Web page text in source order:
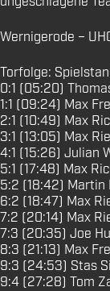
Wernigerode –
Torfolge:
0:1 (05:20)
1:1 (09:24) Max
2:1 (10:49) Max
3:1 (13:05) Max
4:1 (15:26) Julian
5:1 (17:48) Max
5:2 (18:42) Martin
6:2 (18:47) Max
7:2 (20:14) Max
7:3 (20:35) Joe
8:3 (21:13) Max
9:3 (24:53) Stas
9:4 (27:28) Tom